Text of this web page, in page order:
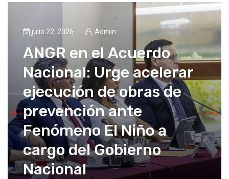
julio 22, 2026 Admin
ANGR en el Acuerdo
Nacional: Urge acelerar
ejecución de obras de
prevención ante
Fenómeno El Niño a
cargo del Gobierno
Nacional